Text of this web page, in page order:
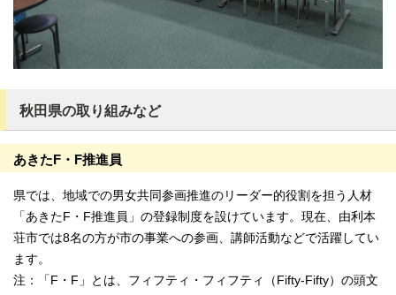
秋田県の取り組みなど
あきたF・F推進員
県では、地域での男女共同参画推進のリーダー的役割を担う人材
「あきたF・F推進員」の登録制度を設けています。現在、由利本
荘市では8名の方が市の事業への参画、講師活動などで活躍してい
ます。
注：「F・F」とは、フィフティ・フィフティ（Fifty-Fifty）の頭文